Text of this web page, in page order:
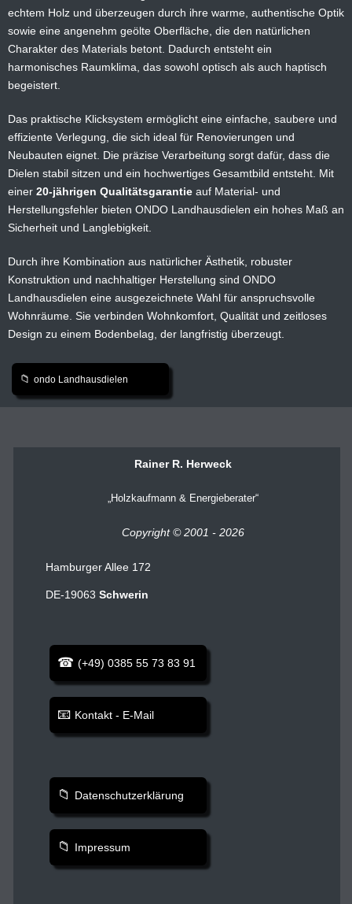
echtem Holz und überzeugen durch ihre warme, authentische Optik
sowie eine angenehm geölte Oberfläche, die den natürlichen
Charakter des Materials betont. Dadurch entsteht ein
harmonisches Raumklima, das sowohl optisch als auch haptisch
begeistert.
Das praktische Klicksystem ermöglicht eine einfache, saubere und
effiziente Verlegung, die sich ideal für Renovierungen und
Neubauten eignet. Die präzise Verarbeitung sorgt dafür, dass die
Dielen stabil sitzen und ein hochwertiges Gesamtbild entsteht. Mit
einer 20‑jährigen Qualitätsgarantie auf Material- und
Herstellungsfehler bieten ONDO Landhausdielen ein hohes Maß an
Sicherheit und Langlebigkeit.
Durch ihre Kombination aus natürlicher Ästhetik, robuster
Konstruktion und nachhaltiger Herstellung sind ONDO
Landhausdielen eine ausgezeichnete Wahl für anspruchsvolle
Wohnräume. Sie verbinden Wohnkomfort, Qualität und zeitloses
Design zu einem Bodenbelag, der langfristig überzeugt.
ondo Landhausdielen
Rainer R. Herweck
Holzkaufmann & Energieberater
Copyright © 2001 - 2026
Hamburger Allee 172
DE-19063 Schwerin
(+49) 0385 55 73 83 91
Kontakt - E-Mail
Datenschutzerklärung
Impressum